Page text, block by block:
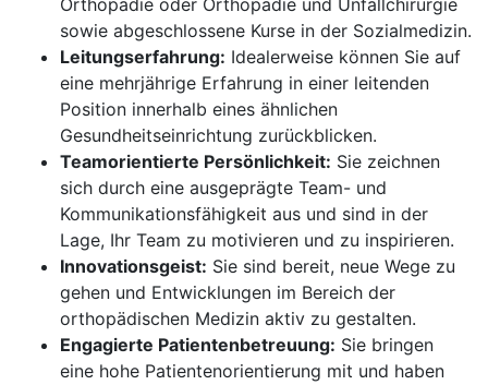
Orthopädie oder Orthopädie und Unfallchirurgie
sowie abgeschlossene Kurse in der Sozialmedizin.
Leitungserfahrung: Idealerweise können Sie auf
eine mehrjährige Erfahrung in einer leitenden
Position innerhalb eines ähnlichen
Gesundheitseinrichtung zurückblicken.
Teamorientierte Persönlichkeit: Sie zeichnen
sich durch eine ausgeprägte Team- und
Kommunikationsfähigkeit aus und sind in der
Lage, Ihr Team zu motivieren und zu inspirieren.
Innovationsgeist: Sie sind bereit, neue Wege zu
gehen und Entwicklungen im Bereich der
orthopädischen Medizin aktiv zu gestalten.
Engagierte Patientenbetreuung: Sie bringen
eine hohe Patientenorientierung mit und haben